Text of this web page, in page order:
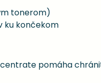
tonerom)
ku končekom
pomáha